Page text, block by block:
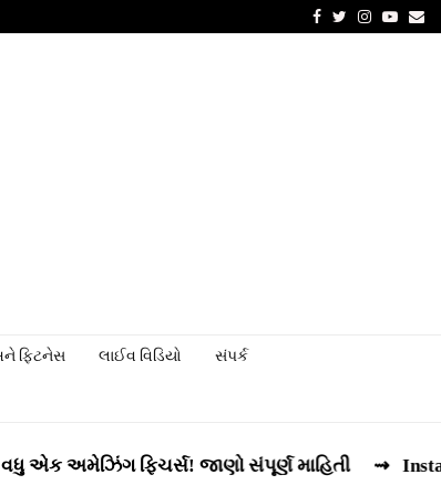
FacebookTwitter
Instagram
ફિટનેસ લાઈવ વિડિયો સંપર્ક
ફિચર્સ! જાણો સંપૂર્ણ માહિતી ⇝ Instagram